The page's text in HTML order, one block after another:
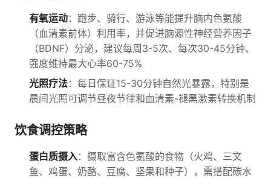
有氧运动：跑步、骑行、游泳等能提升脑内色氨酸
（血清素前体）利用率，并促进脑源性神经营养因子
（BDNF）分泌，建议每周3-5次、每次30-45分钟、
强度维持最大心率60-75%
光照疗法：每日保证15-30分钟自然光暴露，特别是
晨间光照可调节昼夜节律和血清素-褪黑激素转换机制
饮食调控策略
蛋白质摄入：摄取富含色氨酸的食物（火鸡、三文
鱼、鸡蛋、奶酪、豆腐、坚果和种子），需搭配碳水